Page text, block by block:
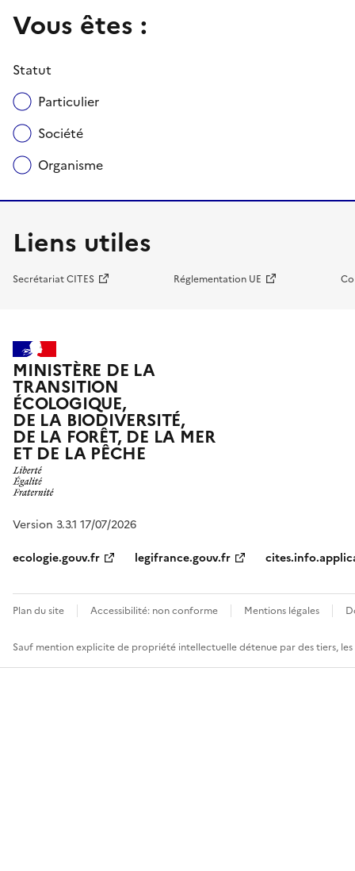
Vous êtes :
Statut
Particulier
Société
Organisme
Liens utiles
Secrétariat CITES Réglementation UE
MINISTÈRE DE LA
TRANSITION
ÉCOLOGIQUE,
DE LA BIODIVERSITÉ,
DE LA FORÊT, DE LA MER
ET DE LA PÊCHE
Version 3.3.1 17/07/2026
ecologie.gouv.fr
legifrance.gouv.fr
Plan du site Accessibilité: non conforme Mentions légales
Sauf mention explicite de propriété intellectuelle détenue par des tiers,